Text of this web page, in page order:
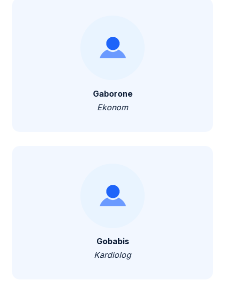
Gaborone
Ekonom
Gobabis
Kardiolog